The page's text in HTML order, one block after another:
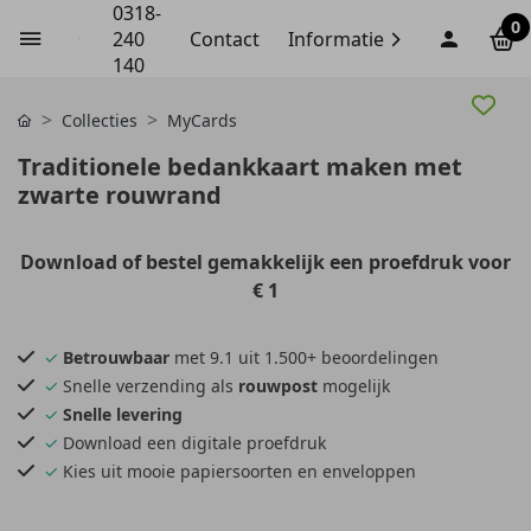
0318-
240
140
Contact Informatie 0
Collecties MyCards
Traditionele bedankkaart maken met
zwarte rouwrand
Download of bestel gemakkelijk een proefdruk voor
€ 1
✓ Betrouwbaar met 9.1 uit 1.500+ beoordelingen
✓ Snelle verzending als rouwpost mogelijk
✓ Snelle levering
✓ Download een digitale proefdruk
✓ Kies uit mooie papiersoorten en enveloppen